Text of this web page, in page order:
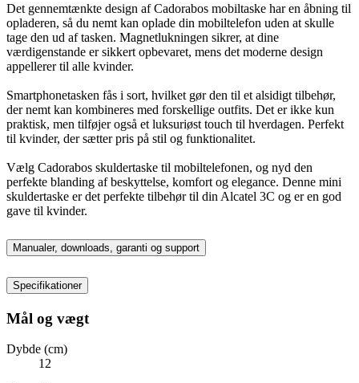
Det gennemtænkte design af Cadorabos mobiltaske har en åbning til
opladeren, så du nemt kan oplade din mobiltelefon uden at skulle
tage den ud af tasken. Magnetlukningen sikrer, at dine
værdigenstande er sikkert opbevaret, mens det moderne design
appellerer til alle kvinder.
Smartphonetasken fås i sort, hvilket gør den til et alsidigt tilbehør,
der nemt kan kombineres med forskellige outfits. Det er ikke kun
praktisk, men tilføjer også et luksuriøst touch til hverdagen. Perfekt
til kvinder, der sætter pris på stil og funktionalitet.
Vælg Cadorabos skuldertaske til mobiltelefonen, og nyd den
perfekte blanding af beskyttelse, komfort og elegance. Denne mini
skuldertaske er det perfekte tilbehør til din Alcatel 3C og er en god
gave til kvinder.
Manualer, downloads, garanti og support
Specifikationer
Mål og vægt
Dybde (cm)
12